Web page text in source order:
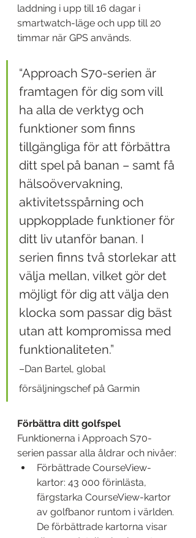
laddning i upp till 16 dagar i
smartwatch-läge och upp till 20
timmar när GPS används.
“Approach S70-serien är
framtagen för dig som vill
ha alla de verktyg och
funktioner som finns
tillgängliga för att förbättra
ditt spel på banan – samt få
hälsoövervakning,
aktivitetsspårning och
uppkopplade funktioner för
ditt liv utanför banan. I
serien finns två storlekar att
välja mellan, vilket gör det
möjligt för dig att välja den
klocka som passar dig bäst
utan att kompromissa med
funktionaliteten.”
–Dan Bartel, global
försäljningschef på Garmin
Förbättra ditt golfspel
Funktionerna i Approach S70-
serien passar alla åldrar och nivåer:
Förbättrade CourseView-
kartor: 43 000 förinlästa,
färgstarka CourseView-kartor
av golfbanor runtom i världen.
De förbättrade kartorna visar